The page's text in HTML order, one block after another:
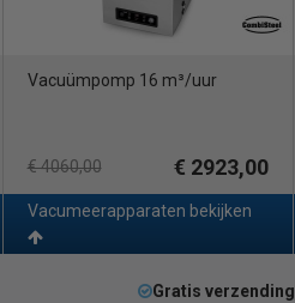
Vacuümpomp 16 m³/uur
€ 4060,00 € 2923,00
Vacumeerapparaten bekijken
Gratis verzending